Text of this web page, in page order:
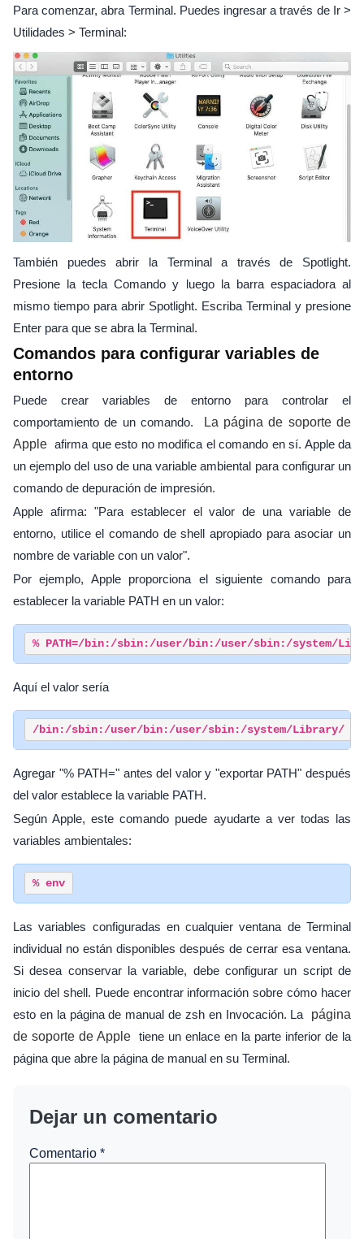
Para comenzar, abra Terminal. Puedes ingresar a través de Ir >
Utilidades > Terminal:
También puedes abrir la Terminal a través de Spotlight.
Presione la tecla Comando y luego la barra espaciadora al
mismo tiempo para abrir Spotlight. Escriba Terminal y presione
Enter para que se abra la Terminal.
Comandos para configurar variables de
entorno
Puede crear variables de entorno para controlar el
comportamiento de un comando.
La página de soporte de
Apple afirma que esto no modifica el comando en sí. Apple da
un ejemplo del uso de una variable ambiental para configurar un
comando de depuración de impresión.
Apple afirma: "Para establecer el valor de una variable de
entorno, utilice el comando de shell apropiado para asociar un
nombre de variable con un valor".
Por ejemplo, Apple proporciona el siguiente comando para
establecer la variable PATH en un valor:
% PATH=/bin:/sbin:/user/bin:/user/sbin:/system/
Aquí el valor sería
/bin:/sbin:/user/bin:/user/sbin:/system/Library/
Agregar "% PATH=" antes del valor y "exportar PATH" después
del valor establece la variable PATH.
Según Apple, este comando puede ayudarte a ver todas las
variables ambientales:
% env
Las variables configuradas en cualquier ventana de Terminal
individual no están disponibles después de cerrar esa ventana.
Si desea conservar la variable, debe configurar un script de
inicio del shell. Puede encontrar información sobre cómo hacer
esto en la página de manual de zsh en Invocación. La página
de soporte de Apple tiene un enlace en la parte inferior de la
página que abre la página de manual en su Terminal.
Dejar un comentario
Comentario *